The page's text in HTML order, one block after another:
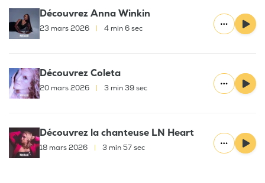
Découvrez Anna Winkin
23 mars 2026 4 min 6 sec
Découvrez Coleta
20 mars 2026 3 min 39 sec
Découvrez la chanteuse LN Heart
18 mars 2026 3 min 57 sec